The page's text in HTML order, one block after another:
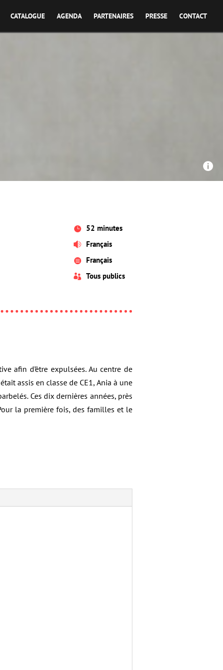
CATALOGUE AGENDA PARTENAIRES PRESSE CONTACT

 52 minutes
 Français
 Français
 Tous publics
afin d’être expulsées. Au centre de
assis en classe de CE1, Ania à une
Ces dix dernières années, près
la première fois, des familles et le